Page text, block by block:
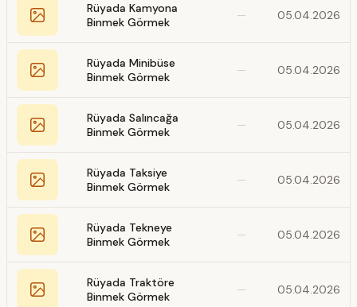
Rüyada Kamyona
Binmek Görmek
— 05.04.2026
Rüyada Minibüse
Binmek Görmek
— 05.04.2026
Rüyada Salıncağa
Binmek Görmek
— 05.04.2026
Rüyada Taksiye
Binmek Görmek
— 05.04.2026
Rüyada Tekneye
Binmek Görmek
— 05.04.2026
Rüyada Traktöre
Binmek Görmek
— 05.04.2026